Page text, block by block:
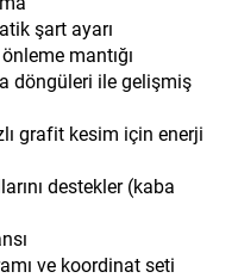
şart ayarı
mantığı
döngüleri ile gelişmiş
grafit kesim için enerji
destekler (kaba
ve koordinat seti